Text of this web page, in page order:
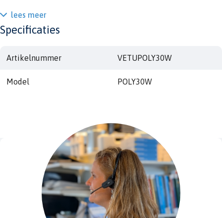
lees meer
Specificaties
Artikelnummer VETUPOLY30W
Model POLY30W